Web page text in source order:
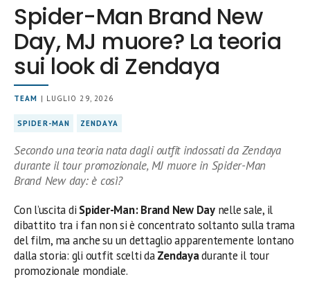
Spider-Man Brand New
Day, MJ muore? La teoria
sui look di Zendaya
TEAM | LUGLIO 29, 2026
SPIDER-MAN ZENDAYA
Secondo una teoria nata dagli outfit indossati da Zendaya
durante il tour promozionale, MJ muore in Spider-Man
Brand New day: è così?
Con l’uscita di Spider-Man: Brand New Daynelle sale, il
dibattito tra i fan non si è concentrato soltanto sulla trama
del film, ma anche su un dettaglio apparentemente lontano
dalla storia: gli outfit scelti daZendayadurante il tour
promozionale mondiale.